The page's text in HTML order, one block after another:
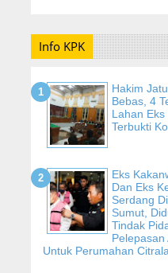
Info KPK
Hakim
Bebas, 4
Lahan Eks
Terbukti
Eks
Dan Eks
Serdang
Sumut,
Tindak
Pelepasan
Untuk Perumahan